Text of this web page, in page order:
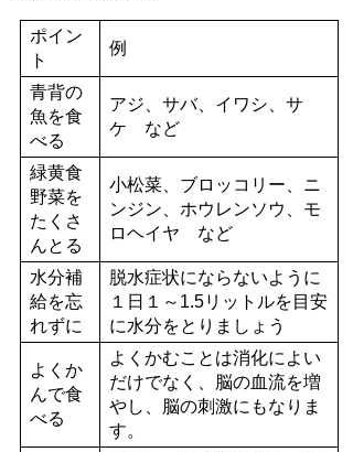
ポイン
ト
例
青背の
魚を食
べる
アジ、サバ、イワシ、サ
ケ など
緑黄食
野菜を
たくさ
んとる
小松菜、ブロッコリー、ニ
ンジン、ホウレンソウ、モ
ロヘイヤ など
水分補
給を忘
れずに
脱水症状にならないように
１日１～1.5リットルを目安
に水分をとりましょう
よくか
んで食
べる
よくかむことは消化によい
だけでなく、脳の血流を増
やし、脳の刺激にもなりま
す。